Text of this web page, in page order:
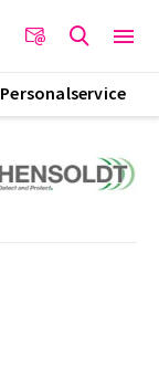
Personalservice